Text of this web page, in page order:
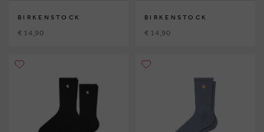
BIRKENSTOCK
€ 14,90
BIRKENSTOCK
€ 14,90